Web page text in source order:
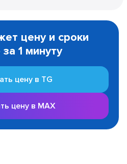
цену и сроки
1 минуту
цену в TG
цену в MAX